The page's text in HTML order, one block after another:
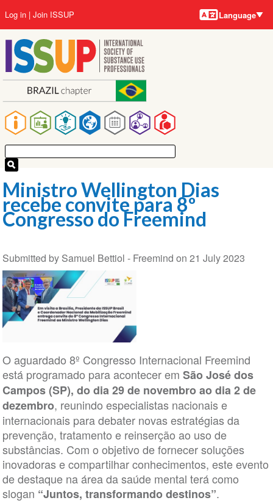
to
main
content
Main
navigation
User
account
menu
Log in Join ISSUP Language
Ministro Wellington Dias
recebe convite para 8º
Congresso do Freemind
Submitted by Samuel Bettiol - Freemind on 21 July 2023
O aguardado 8º Congresso Internacional Freemind
está programado para acontecer em São José dos
Campos (SP), do dia 29 de novembro ao dia 2 de
dezembro, reunindo especialistas nacionais e
internacionais para debater novas estratégias da
prevenção, tratamento e reinserção ao uso de
substâncias. Com o objetivo de fornecer soluções
inovadoras e compartilhar conhecimentos, este evento
de destaque na área da saúde mental terá como
slogan “Juntos, transformando destinos”.